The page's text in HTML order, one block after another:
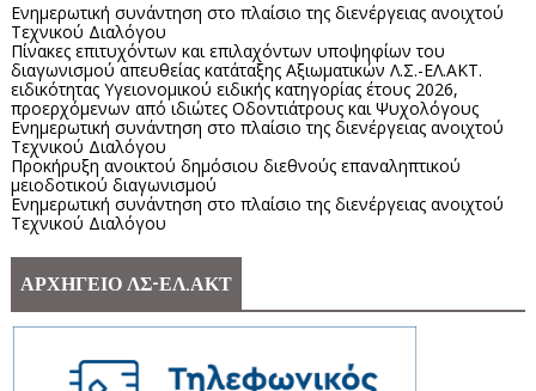
Ενημερωτική συνάντηση στο πλαίσιο της διενέργειας ανοιχτού
Τεχνικού Διαλόγου
Πίνακες επιτυχόντων και επιλαχόντων υποψηφίων του
διαγωνισμού απευθείας κατάταξης Αξιωματικών Λ.Σ.-ΕΛ.ΑΚΤ.
ειδικότητας Υγειονομικού ειδικής κατηγορίας έτους 2026,
προερχόμενων από ιδιώτες Οδοντιάτρους και Ψυχολόγους
Ενημερωτική συνάντηση στο πλαίσιο της διενέργειας ανοιχτού
Τεχνικού Διαλόγου
Προκήρυξη ανοικτού δημόσιου διεθνούς επαναληπτικού
μειοδοτικού διαγωνισμού
Ενημερωτική συνάντηση στο πλαίσιο της διενέργειας ανοιχτού
Τεχνικού Διαλόγου
ΑΡΧΗΓΕΙΟ ΛΣ-ΕΛ.ΑΚΤ